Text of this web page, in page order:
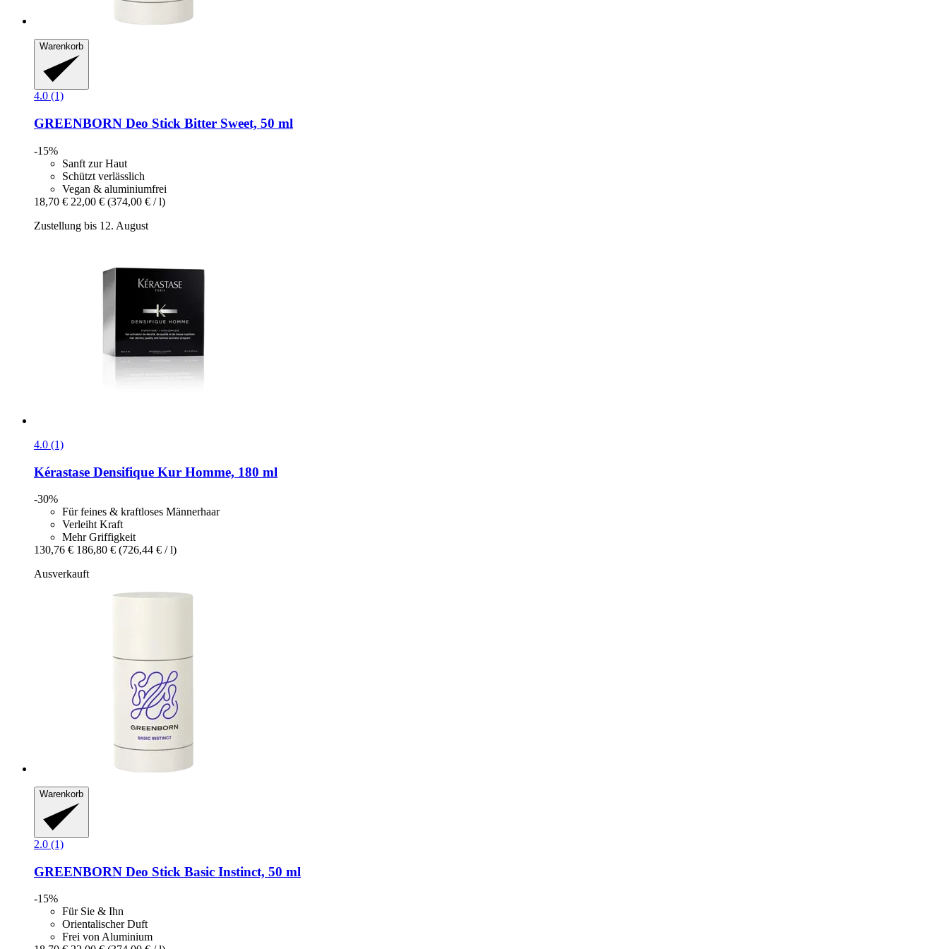
Warenkorb
4.0 (1)
GREENBORN Deo Stick Bitter Sweet, 50 ml
-15%
Sanft zur Haut
Schützt verlässlich
Vegan & aluminiumfrei
18,70 € 22,00 € (374,00 € / l)
Zustellung bis 12. August
4.0 (1)
Kérastase Densifique Kur Homme, 180 ml
-30%
Für feines & kraftloses Männerhaar
Verleiht Kraft
Mehr Griffigkeit
130,76 € 186,80 € (726,44 € / l)
Ausverkauft
Warenkorb
2.0 (1)
GREENBORN Deo Stick Basic Instinct, 50 ml
-15%
Für Sie & Ihn
Orientalischer Duft
Frei von Aluminium